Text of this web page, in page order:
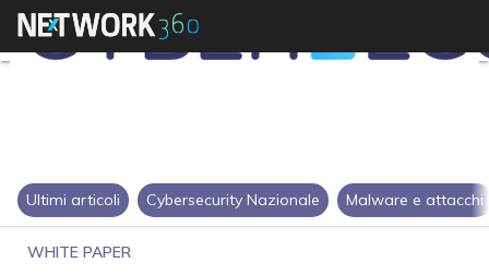
Ultimi articoli Cybersecurity Nazionale Malware e attacchi
WHITE PAPER